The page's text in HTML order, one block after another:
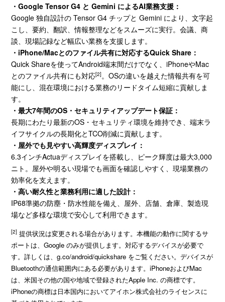
・Google Tensor G4 とGemini によるAI業務支援：
Google 独自設計のTensor G4チップとGemini により、文字起
こし、要約、翻訳、情報整理などをスムーズに実行。会議、商
談、現場記録など幅広い業務を支援します。
・iPhone/Macとのファイル共有に対応するQuick Share ：
Quick Shareを使ってAndroid端末間だけでなく、iPhoneやMac
とのファイル共有にも対応[2] 。OSの違いを越えた情報共有を可
能にし、混在環境における業務のリードタイム短縮に貢献しま
す。
・最大7年間のOS ・セキュリティアップデート保証：
長期にわたり最新のOS ・セキュリティ環境を維持でき、端末ラ
イフサイクルの長期化とTCO削減に貢献します。
・屋外でも見やすい高輝度ディスプレイ：
6.3インチActuaディスプレイを搭載し、ピーク輝度は最大3,000
ニト。屋外や明るい現場でも画面を確認しやすく、現場業務の
効率化を支えます。
・高い耐久性と業務利用に適した設計：
IP68準拠の防塵・防水性能を備え、屋外、店舗、倉庫、製造現
場など多様な環境で安心して利用できます。
[2] 提供状況は変更される場合があります。本機能の動作に関するサ
ポートは、Google のみが提供します。対応するデバイスが必要で
す。詳しくは、g.co/android/quickshare をご覧ください。デバイスが
Bluetoothの通信範囲内にある必要があります。iPhoneおよびMac
は、米国その他の国や地域で登録されたApple Inc. の商標です。
iPhoneの商標は日本国内においてアイホン株式会社のライセンスに